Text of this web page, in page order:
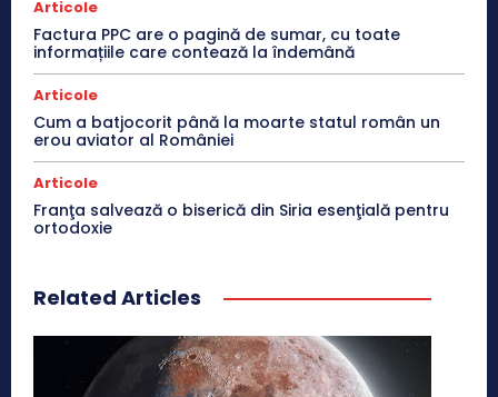
Articole
Factura PPC are o pagină de sumar, cu toate
informațiile care contează la îndemână
Articole
Cum a batjocorit până la moarte statul român un
erou aviator al României
Articole
Franţa salvează o biserică din Siria esenţială pentru
ortodoxie
Related Articles